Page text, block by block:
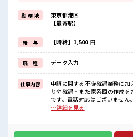
場合によってはお願いすることもありま
≪週休2日制≫
週末は家族や友人と一緒にプライベート満
≪モチベーションもUP≫
派手過ぎなければ髪型や髪色自由♪
(規定有)≪未経験でも活躍できる≫
新しいことにチャレンジするのは不安だけ
しっかり働く環境が整っています！
イチからスキルUP・ステップUP目指し
■職場の雰囲気
女性も活躍しやすい雰囲気の職場です！
派手すぎなければ多少のヘアカラーも
勤 務 地
東京都港区
【最寄駅】
給 与 【時給】1,500 円
職 種 データ入力
仕事内容
申請に関する不備確認業務に加
りや確認・また家系図の作成
です。電話対応はございません。 ■お仕事PR ≪女性も活躍で
きる職場≫ もちろん男性の応募
イベート満喫！ ≪モチベーシ
…詳細を見る